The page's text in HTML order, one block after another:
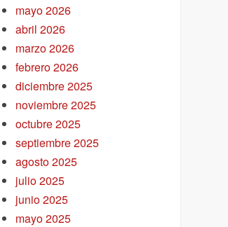
mayo 2026
abril 2026
marzo 2026
febrero 2026
diciembre 2025
noviembre 2025
octubre 2025
septiembre 2025
agosto 2025
julio 2025
junio 2025
mayo 2025